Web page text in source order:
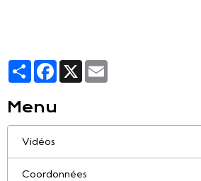
PartagerFacebook
X
Menu
Vidéos
Coordonnées